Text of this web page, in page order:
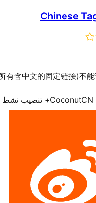
Chinese
含中文的固定链接)不能
CoconutCN